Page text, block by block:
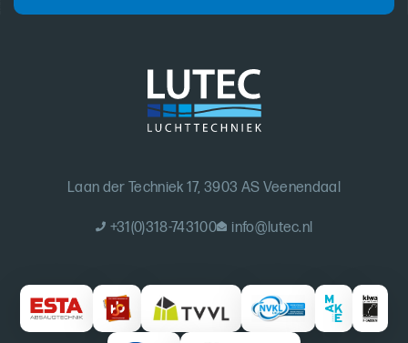
Laan der Techniek 17, 3903 AS Veenendaal
+31(0)318-743100 info@lutec.nl